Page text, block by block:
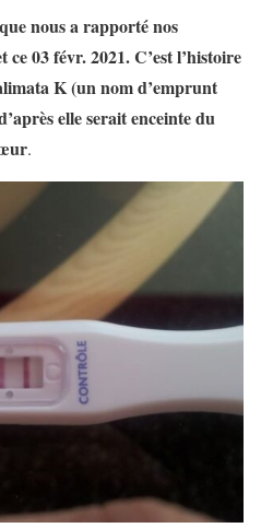
nous a rapporté nos
03 févr. 2021. C’est l’histoire
K (un nom d’emprunt
elle serait enceinte du
.